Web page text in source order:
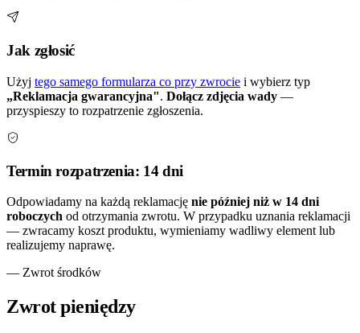
Jak zgłosić
Użyj tego samego formularza co przy zwrocie i wybierz typ
„Reklamacja gwarancyjna". Dołącz zdjęcia wady —
przyspieszy to rozpatrzenie zgłoszenia.
Termin rozpatrzenia: 14 dni
Odpowiadamy na każdą reklamację nie później niż w 14 dni
roboczych od otrzymania zwrotu. W przypadku uznania reklamacji
— zwracamy koszt produktu, wymieniamy wadliwy element lub
realizujemy naprawę.
— Zwrot środków
Zwrot pieniędzy